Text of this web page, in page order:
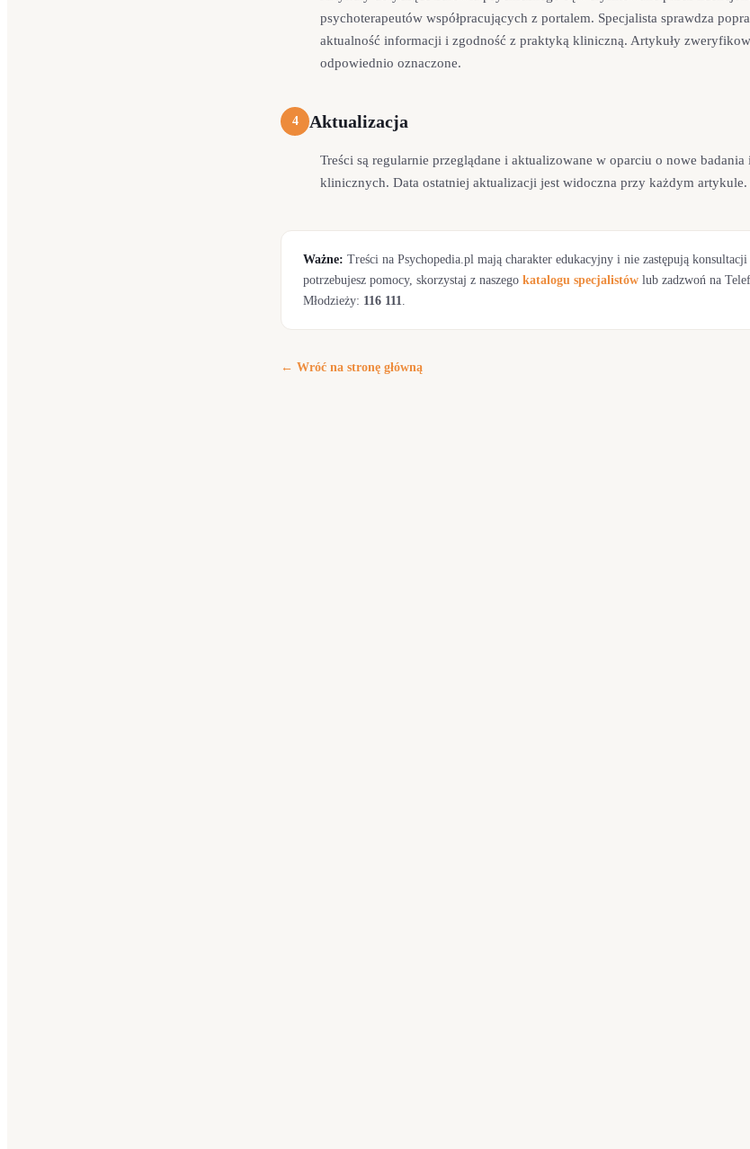
psychoterapeutów współpracujących z portalem. Specjalista sprawdza
aktualność informacji i zgodność z praktyką kliniczną. Artykuły
odpowiednio oznaczone.
4 Aktualizacja
Treści są regularnie przeglądane i aktualizowane w oparciu o nowe
klinicznych. Data ostatniej aktualizacji jest widoczna przy każdym artykule.
Ważne: Treści na Psychopedia.pl mają charakter edukacyjny i nie zastępują konsultacji
potrzebujesz pomocy, skorzystaj z naszego katalogu specjalistów lub zadzwoń na
Młodzieży: 116 111.
← Wróć na stronę główną